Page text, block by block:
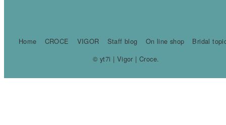
Home CROCE VIGOR Staff blog On line shop
Bridal
© yt7i | Vigor | Croce.